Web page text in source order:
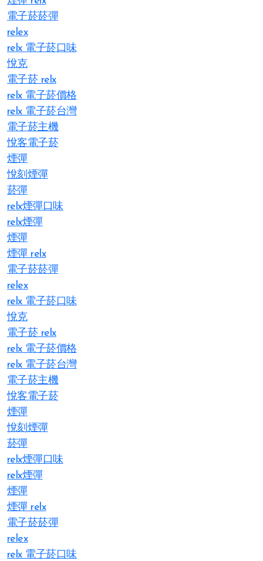
電子菸菸彈
relex
relx 電子菸口味
悅克
電子菸 relx
relx 電子菸價格
relx 電子菸台灣
電子菸主機
悅客電子菸
煙彈
悅刻煙彈
菸彈
relx煙彈口味
relx煙彈
煙彈
煙彈 relx
電子菸菸彈
relex
relx 電子菸口味
悅克
電子菸 relx
relx 電子菸價格
relx 電子菸台灣
電子菸主機
悅客電子菸
煙彈
悅刻煙彈
菸彈
relx煙彈口味
relx煙彈
煙彈
煙彈 relx
電子菸菸彈
relex
relx 電子菸口味